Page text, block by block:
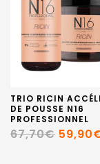
TRIO RICIN
DE POUSSE N16
PROFESSIONNEL
67,70€